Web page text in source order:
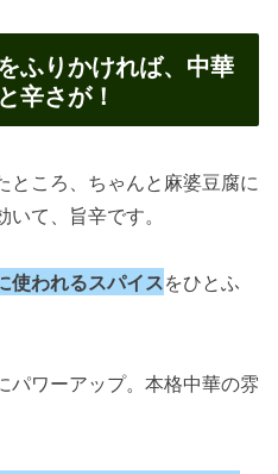
ふりかければ、中華
辛さが！
ところ、ちゃんと麻婆豆腐に
て、旨辛です。
使われるスパイスをひとふ
パワーアップ。本格中華の雰